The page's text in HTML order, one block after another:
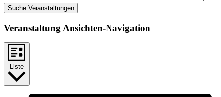
Suche Veranstaltungen
Veranstaltung Ansichten-Navigation
Liste